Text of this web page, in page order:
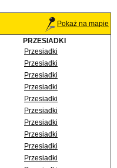
Pokaż na mapie
PRZESIADKI
Przesiadki
Przesiadki
Przesiadki
Przesiadki
Przesiadki
Przesiadki
Przesiadki
Przesiadki
Przesiadki
Przesiadki